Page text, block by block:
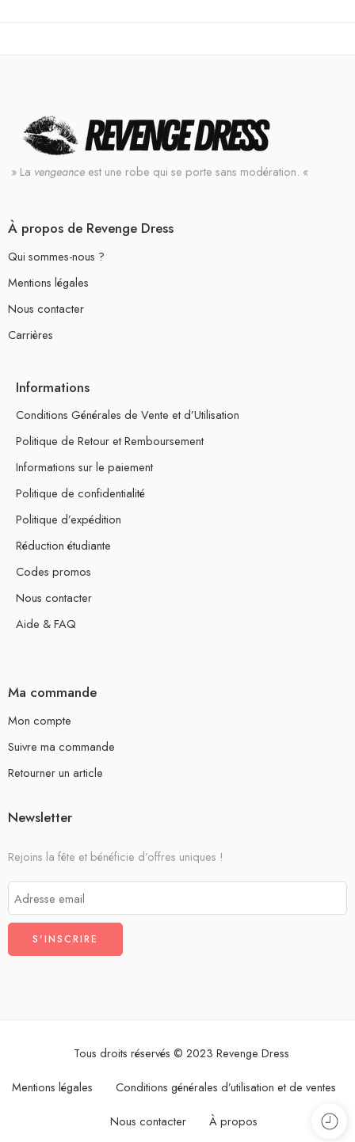
» La vengeance est une robe qui se porte sans modération. «
À propos de Revenge Dress
Qui sommes-nous ?
Mentions légales
Nous contacter
Carrières
Informations
Conditions Générales de Vente et d’Utilisation
Politique de Retour et Remboursement
Informations sur le paiement
Politique de confidentialité
Politique d’expédition
Réduction étudiante
Codes promos
Nous contacter
Aide & FAQ
Ma commande
Mon compte
Suivre ma commande
Retourner un article
Newsletter
Rejoins la fête et bénéficie d’offres uniques !
Tous droits réservés © 2023 Revenge Dress
Mentions légales Conditions générales d’utilisation et de ventes
Nous contacter À propos